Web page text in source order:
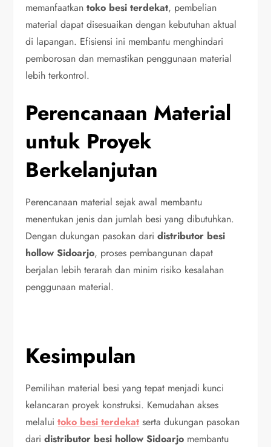
memanfaatkantoko besi terdekat, pembelian
material dapat disesuaikan dengan kebutuhan aktual
di lapangan. Efisiensi ini membantu menghindari
pemborosan dan memastikan penggunaan material
lebih terkontrol.
Perencanaan Material
untuk Proyek
Berkelanjutan
Perencanaan material sejak awal membantu
menentukan jenis dan jumlah besi yang dibutuhkan.
Dengan dukungan pasokan daridistributor besi
hollow Sidoarjo, proses pembangunan dapat
berjalan lebih terarah dan minim risiko kesalahan
penggunaan material.
Kesimpulan
Pemilihan material besi yang tepat menjadi kunci
kelancaran proyek konstruksi. Kemudahan akses
melaluitoko besi terdekat serta dukungan pasokan
daridistributor besi hollow Sidoarjo membantu